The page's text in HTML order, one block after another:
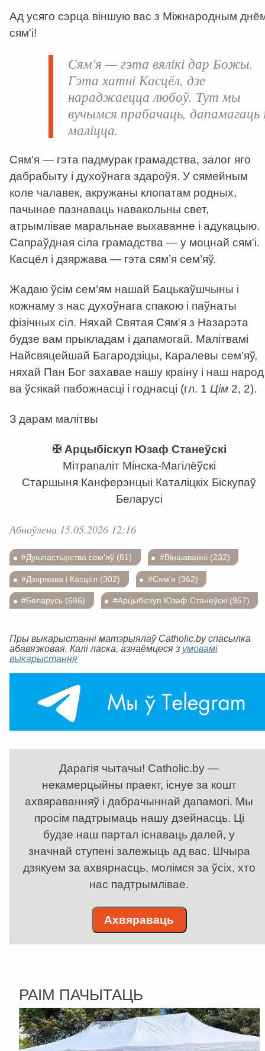
Ад усяго сэрца віншую вас з Міжнародным
сям'і!
Сям'я — гэта вялікі дар Божы.
Гэта хатні Касцёл, дзе
нараджаецца любоў. Тут мы
вучымся прабачаць, дапамагаць
маліцца.
Сям'я — гэта падмурак грамадства, залог яго
дабрабыту і духоўнага здароўя. У сямейным
коле чалавек, акружаны клопатам родных,
пачынае пазнаваць навакольны свет,
атрымлівае маральнае выхаванне і адукацыю.
Сапраўдная сіла грамадства — у моцнай сям'і.
Касцёл і дзяржава — гэта сям’я сем’яў.
Жадаю ўсім сем’ям нашай Бацькаўшчыны і
кожнаму з нас духоўнага спакою і паўнаты
фізічных сіл. Няхай Святая Сям'я з Назарэта
будзе вам прыкладам і дапамогай. Малітвамі
Найсвяцейшай Багародзіцы, Каралевы сем’яў,
няхай Пан Бог захавае нашу краіну і наш народ
ва ўсякай пабожнасці і годнасці (гл. 1 Цім 2, 2).
З дарам малітвы
✠ Арцыбіскуп Юзаф Станеўскі
Мітрапаліт Мінска-Магілёўскі
Старшыня Канферэнцыі Каталіцкіх Біскупаў
Беларусі
Абноўлена 15.05.2026 12:16
#Душпастырства сем'яў (61) #Віншаванні (232)
#Дзяржава і Касцёл (302) #Сям'я (362)
#Беларусь (686) #Арцыбіскуп Юзаф Станеўскі (957)
Пры выкарыстанні матэрыялаў Catholic.by спасылка
абавязковая. Калі ласка, азнаёмцеся з умовамі
выкарыстання
Дарагія чытачы! Catholic.by —
некамерцыйны праект, існуе за кошт
ахвяраванняў і дабрачыннай дапамогі. Мы
просім падтрымаць нашу дзейнасць. Ці
будзе наш партал існаваць далей, у
значнай ступені залежыць ад вас. Шчыра
дзякуем за ахвярнасць, молімся за ўсіх, хто
нас падтрымлівае.
Ахвяраваць
РАІМ ПАЧЫТАЦЬ